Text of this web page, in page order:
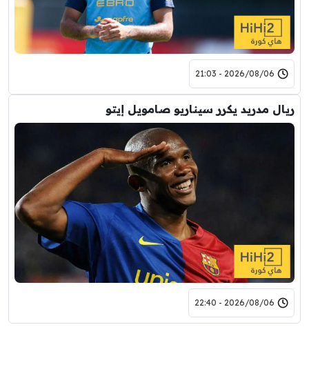
2026/08/06 - 21:03
ريال مدريد يكرر سيناريو صامويل إيتو
2026/08/06 - 22:40